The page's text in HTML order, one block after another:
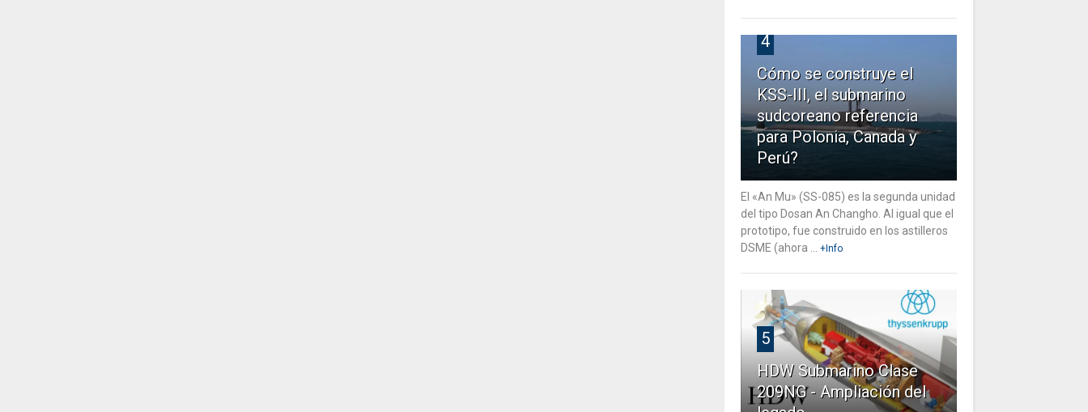
4
Cómo se construye el
KSS-III, el submarino
sudcoreano referencia
para Polonia, Canada y
Perú?
El «An Mu» (SS-085) es la segunda unidad
del tipo Dosan An Changho. Al igual que el
prototipo, fue construido en los astilleros
DSME (ahora ...
+Info
5
HDW Submarino Clase
209NG - Ampliación del